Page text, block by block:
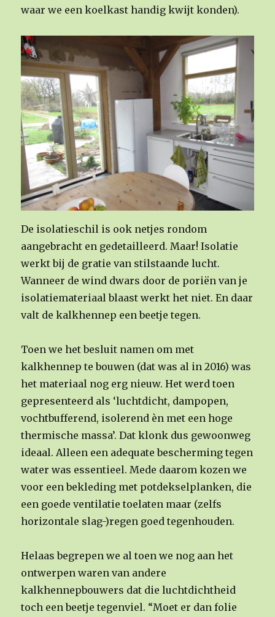
waar we een koelkast handig kwijt konden).
De isolatieschil is ook netjes rondom
aangebracht en gedetailleerd. Maar! Isolatie
werkt bij de gratie van stilstaande lucht.
Wanneer de wind dwars door de poriën van je
isolatiemateriaal blaast werkt het niet. En daar
valt de kalkhennep een beetje tegen.
Toen we het besluit namen om met
kalkhennep te bouwen (dat was al in 2016) was
het materiaal nog erg nieuw. Het werd toen
gepresenteerd als ‘luchtdicht, dampopen,
vochtbufferend, isolerend èn met een hoge
thermische massa’. Dat klonk dus gewoonweg
ideaal. Alleen een adequate bescherming tegen
water was essentieel. Mede daarom kozen we
voor een bekleding met potdekselplanken, die
een goede ventilatie toelaten maar (zelfs
horizontale slag-)regen goed tegenhouden.
Helaas begrepen we al toen we nog aan het
ontwerpen waren van andere
kalkhennepbouwers dat die luchtdichtheid
toch een beetje tegenviel. “Moet er dan folie